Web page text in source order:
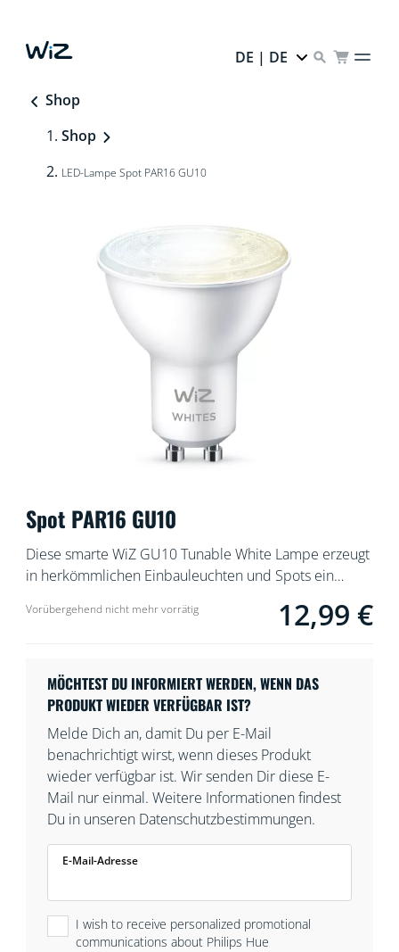
DE | DE
Shop
Shop
LED-Lampe Spot PAR16 GU10
Spot PAR16 GU10
Diese smarte WiZ GU10 Tunable White Lampe erzeugt
in herkömmlichen Einbauleuchten und Spots ein
mit der WiZ App oder per Sprachsteuerung dimmbar.
Vorübergehend nicht mehr vorrätig Current price is
12,99 €
MÖCHTEST DU INFORMIERT WERDEN, WENN DAS
PRODUKT WIEDER VERFÜGBAR IST?
Melde Dich an, damit Du per E-Mail
benachrichtigt wirst, wenn dieses Produkt
wieder verfügbar ist. Wir senden Dir diese E-
Mail nur einmal. Weitere Informationen findest
Du in unseren Datenschutzbestimmungen.
E-Mail-Adresse
I wish to receive personalized promotional
communications about Philips Hue